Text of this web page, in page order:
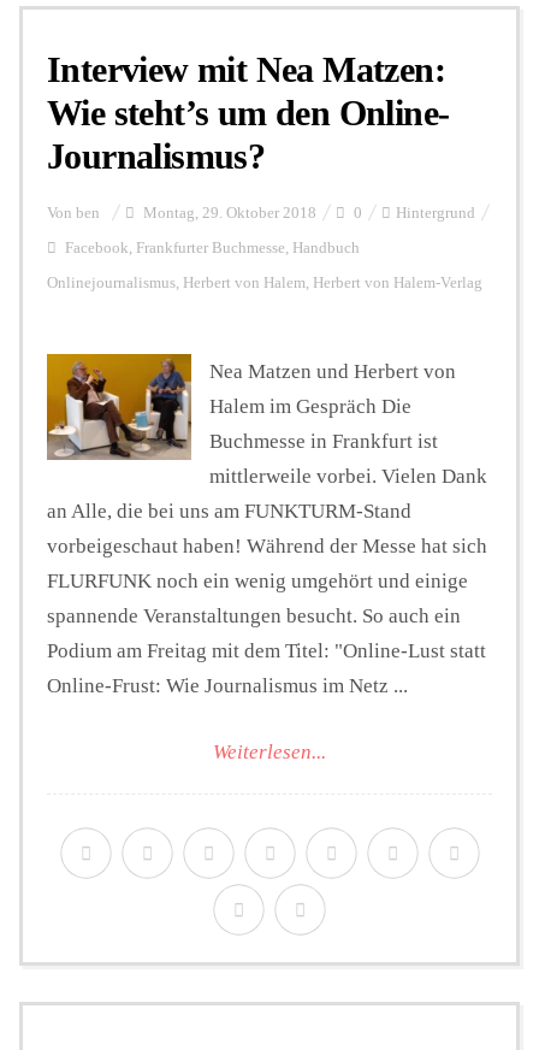
Personalien
Hintergrund
FUNKTURM-Beiträge
Seminare
Unterstützen
Interview mit Nea Matzen:
Wie steht’s um den Online-
Journalismus?
Von ben Montag, 29. Oktober 2018 0 Hintergrund
Facebook, Frankfurter Buchmesse, Handbuch
Onlinejournalismus, Herbert von Halem, Herbert von Halem-Verlag
Nea Matzen und Herbert von
Halem im Gespräch Die
Buchmesse in Frankfurt ist
mittlerweile vorbei. Vielen Dank
an Alle, die bei uns am FUNKTURM-Stand
vorbeigeschaut haben! Während der Messe hat sich
FLURFUNK noch ein wenig umgehört und einige
spannende Veranstaltungen besucht. So auch ein
Podium am Freitag mit dem Titel: "Online-Lust statt
Online-Frust: Wie Journalismus im Netz ...
Weiterlesen...